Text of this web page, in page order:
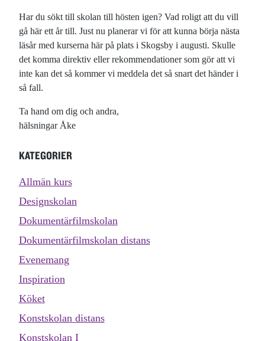
Har du sökt till skolan till hösten igen? Vad roligt att du vill
gå här ett år till. Just nu planerar vi för att kunna börja nästa
läsår med kurserna här på plats i Skogsby i augusti. Skulle
det komma direktiv eller rekommendationer som gör att vi
inte kan det så kommer vi meddela det så snart det händer i
så fall.
Ta hand om dig och andra,
hälsningar Åke
KATEGORIER
Allmän kurs
Designskolan
Dokumentärfilmskolan
Dokumentärfilmskolan distans
Evenemang
Inspiration
Köket
Konstskolan distans
Konstskolan I